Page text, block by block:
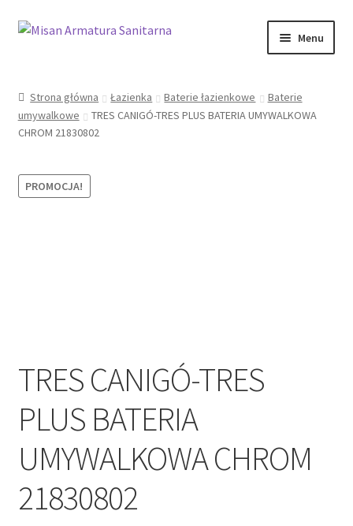
Przejdź
Przejdź
Menu
Moje konto
Informacje prawne
Strona główna Łazienka Baterie łazienkowe
Baterie
umywalkowe
TRES CANIGÓ-TRES PLUS BATERIA UMYWALKOWA
CHROM 21830802
PROMOCJA!
TRES CANIGÓ-TRES
PLUS BATERIA
UMYWALKOWA CHROM
21830802